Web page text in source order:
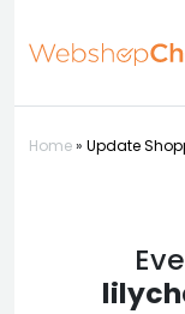
Home» Update